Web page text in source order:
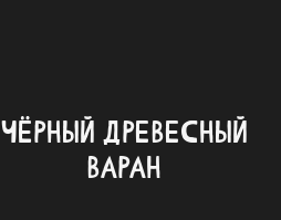
ЧЁРНЫЙ ДРЕВЕСНЫЙ
ВАРАН